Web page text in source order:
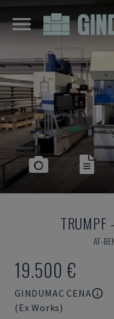
TRUMPF -
AT-
19.500 €
GINDUMAC CENA
(Ex Works)